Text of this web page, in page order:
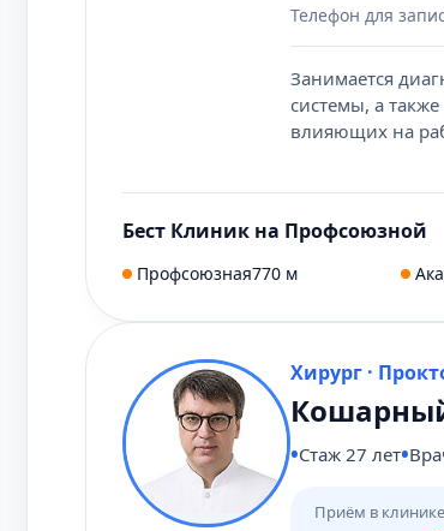
Телефон для
Занимается
системы, а
влияющих на
Бест Клиник на Профсоюзной
Профсоюзная770 м
Хирург ·
Стаж 27 лет
Приём в клинике